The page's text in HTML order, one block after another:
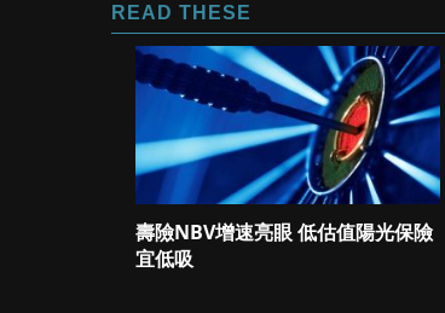
READ THESE
壽險NBV增速亮眼 低估值陽光保險
宜低吸